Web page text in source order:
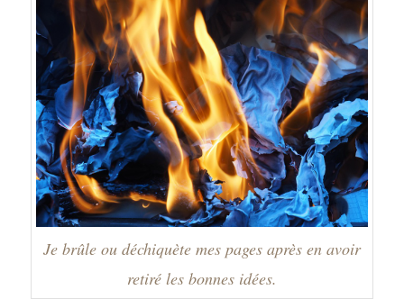
Je brûle ou déchiquète mes pages après en avoir
retiré les bonnes idées.